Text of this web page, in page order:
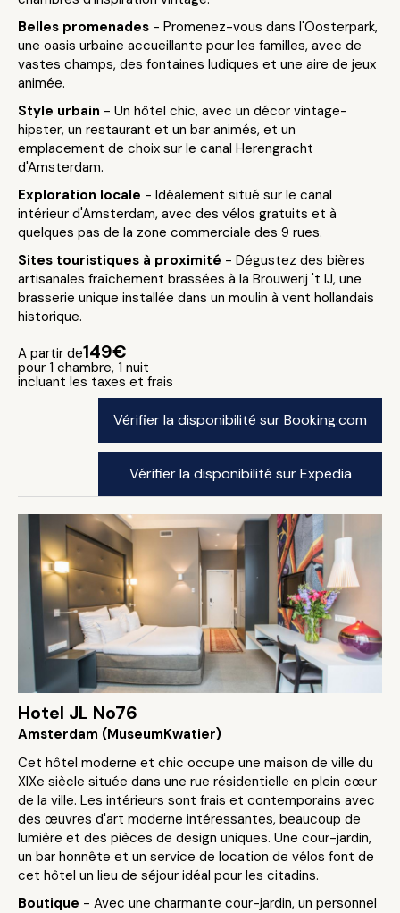
Belles promenades - Promenez-vous dans l'Oosterpark,
une oasis urbaine accueillante pour les familles, avec de
vastes champs, des fontaines ludiques et une aire de jeux
animée.
Style urbain - Un hôtel chic, avec un décor vintage-
hipster, un restaurant et un bar animés, et un
emplacement de choix sur le canal Herengracht
d'Amsterdam.
Exploration locale - Idéalement situé sur le canal
intérieur d'Amsterdam, avec des vélos gratuits et à
quelques pas de la zone commerciale des 9 rues.
Sites touristiques à proximité - Dégustez des bières
artisanales fraîchement brassées à la Brouwerij 't IJ, une
brasserie unique installée dans un moulin à vent hollandais
historique.
A partir de149€
pour 1 chambre, 1 nuit
incluant les taxes et frais
Vérifier la disponibilité sur Booking.com
Vérifier la disponibilité sur Expedia
Hotel JL No76
Amsterdam (MuseumKwatier)
Cet hôtel moderne et chic occupe une maison de ville du
XIXe siècle située dans une rue résidentielle en plein cœur
de la ville. Les intérieurs sont frais et contemporains avec
des œuvres d'art moderne intéressantes, beaucoup de
lumière et des pièces de design uniques. Une cour-jardin,
un bar honnête et un service de location de vélos font de
cet hôtel un lieu de séjour idéal pour les citadins.
Boutique - Avec une charmante cour-jardin, un personnel